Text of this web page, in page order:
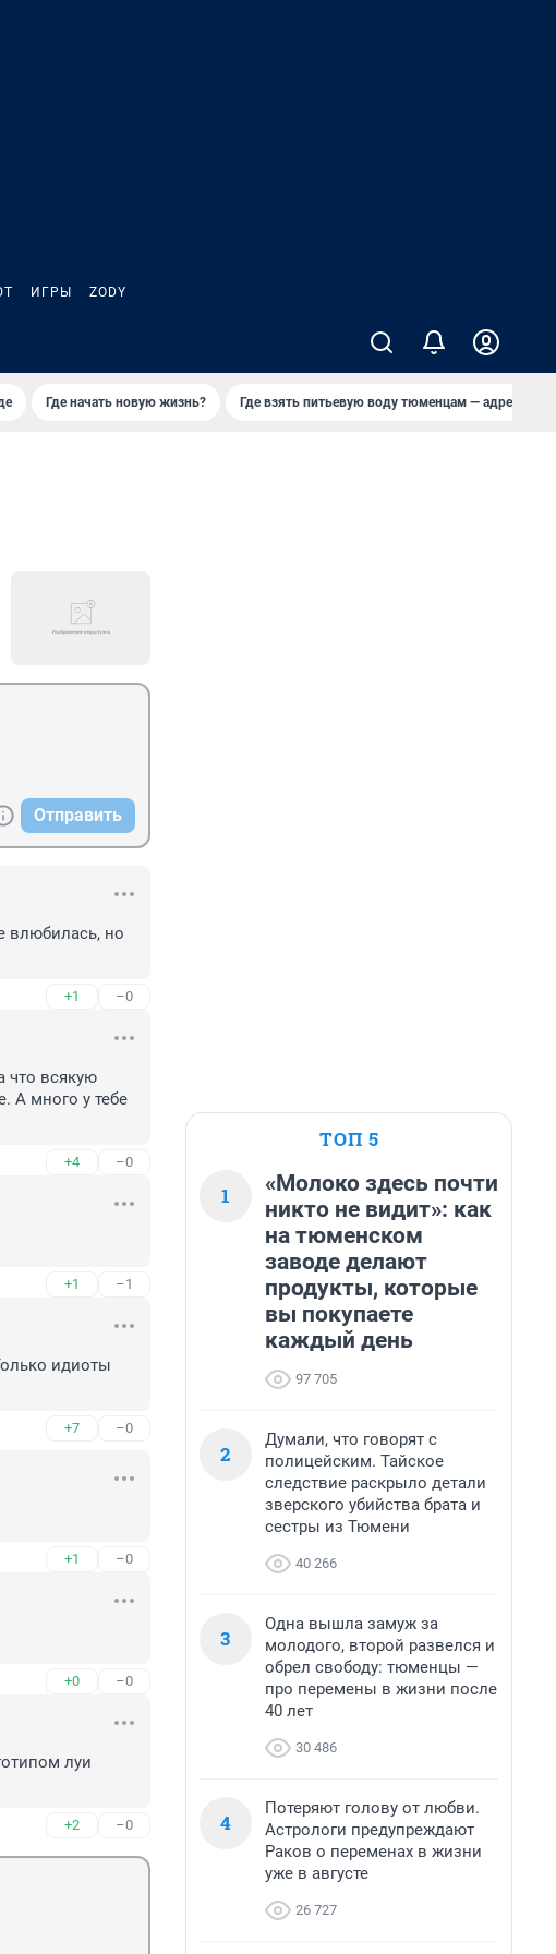
ИГРЫ ZODY
Где начать новую жизнь? Где взять питьевую воду тюменцам — адреса
Отправить
влюбилась, но
+1 –0
что всякую
А много у тебе
+4 –0
+1 –1
идиоты
+7 –0
+1 –0
+0 –0
луи
+2 –0
ТОП 5
1
«Молоко здесь почти
никто не видит»: как
на тюменском
заводе делают
продукты, которые
вы покупаете
каждый день
97 705
2
Думали, что говорят с
полицейским. Тайское
следствие раскрыло детали
зверского убийства брата и
сестры из Тюмени
40 266
3
Одна вышла замуж за
молодого, второй развелся и
обрел свободу: тюменцы —
про перемены в жизни после
40 лет
30 486
4
Потеряют голову от любви.
Астрологи предупреждают
Раков о переменах в жизни
уже в августе
26 727